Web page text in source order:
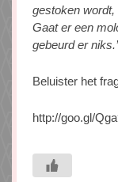
gestoken wordt,
Gaat er een
gebeurd er niks.’
Beluister het
http://goo.gl/